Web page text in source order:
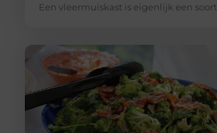
Een vleermuiskast is eigenlijk een soort